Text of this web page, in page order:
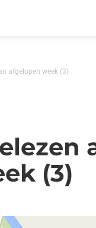
afgelopen week (3)
(3)